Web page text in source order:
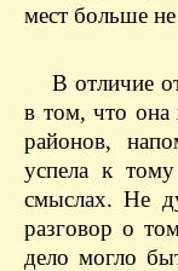
мест больше не
В отличие
в том, что
районов,
успела к
смыслах. Не
разговор о
дело могло